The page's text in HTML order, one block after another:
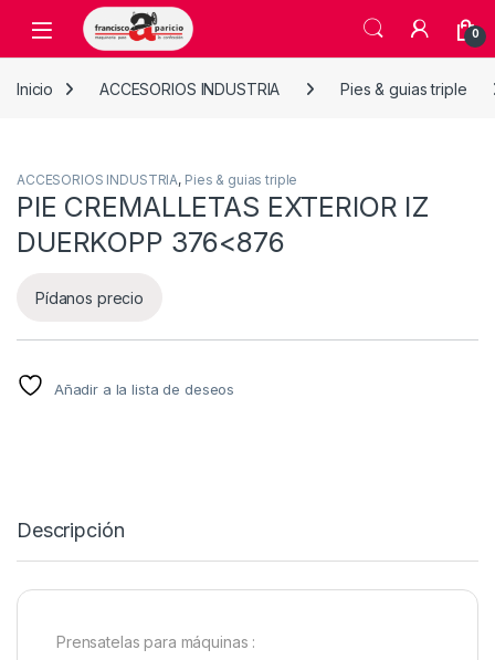
Skip to navigation
Skip to content
Open 0
Inicio ACCESORIOS INDUSTRIA Pies & guias triple
ACCESORIOS INDUSTRIA, Pies & guias triple
PIE CREMALLETAS EXTERIOR IZ
DUERKOPP 376<876
Pídanos precio
Añadir a la lista de deseos
Descripción
Prensatelas para máquinas :